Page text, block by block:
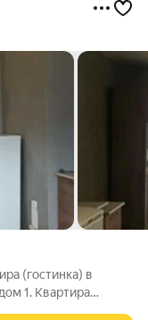
(гостинка) в
1. Квартира